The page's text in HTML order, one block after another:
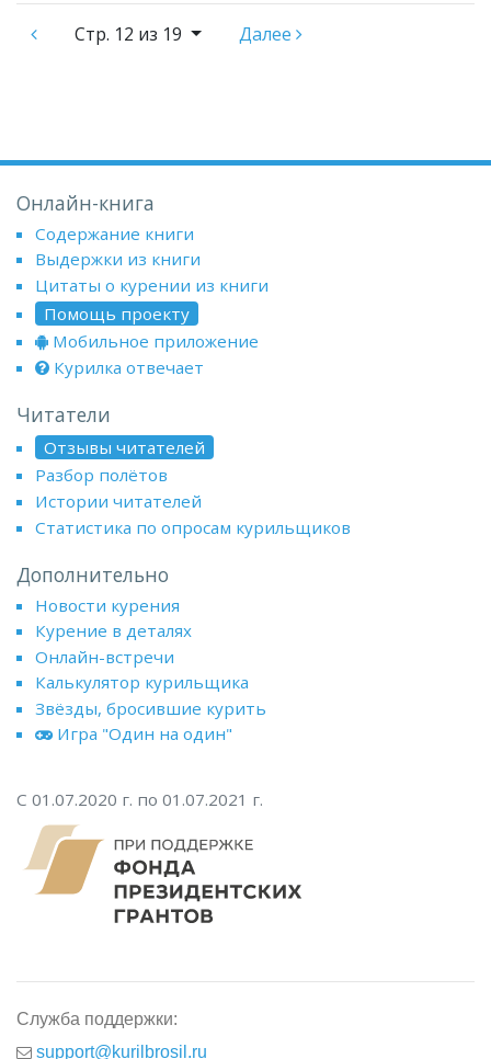
Стр. 12 из 19 Далее
Онлайн-книга
Содержание книги
Выдержки из книги
Цитаты о курении из книги
Помощь проекту
Мобильное приложение
Курилка отвечает
Читатели
Отзывы читателей
Разбор полётов
Истории читателей
Статистика по опросам курильщиков
Дополнительно
Новости курения
Курение в деталях
Онлайн-встречи
Калькулятор курильщика
Звёзды, бросившие курить
Игра "Один на один"
С 01.07.2020 г. по 01.07.2021 г.
Служба поддержки:
support@kurilbrosil.ru